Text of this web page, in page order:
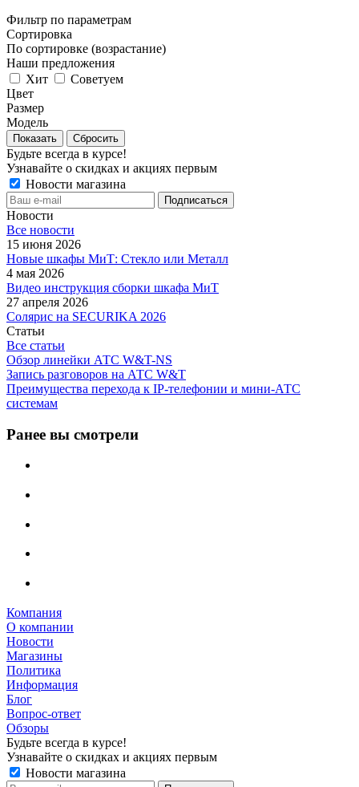
Фильтр по параметрам
Сортировка
По сортировке (возрастание)
Наши предложения
Хит
Советуем
Цвет
Размер
Модель
Сбросить
Будьте всегда в курсе!
Узнавайте о скидках и акциях первым
Новости магазина
Новости
Все новости
15 июня 2026
Новые шкафы МиТ: Стекло или Металл
4 мая 2026
Видео инструкция сборки шкафа МиТ
27 апреля 2026
Солярис на SECURIKA 2026
Статьи
Все статьи
Обзор линейки АТС W&T-NS
Запись разговоров на АТС W&T
Преимущества перехода к IP-телефонии и мини-АТС
системам
Ранее вы смотрели
Компания
О компании
Новости
Магазины
Политика
Информация
Блог
Вопрос-ответ
Обзоры
Будьте всегда в курсе!
Узнавайте о скидках и акциях первым
Новости магазина